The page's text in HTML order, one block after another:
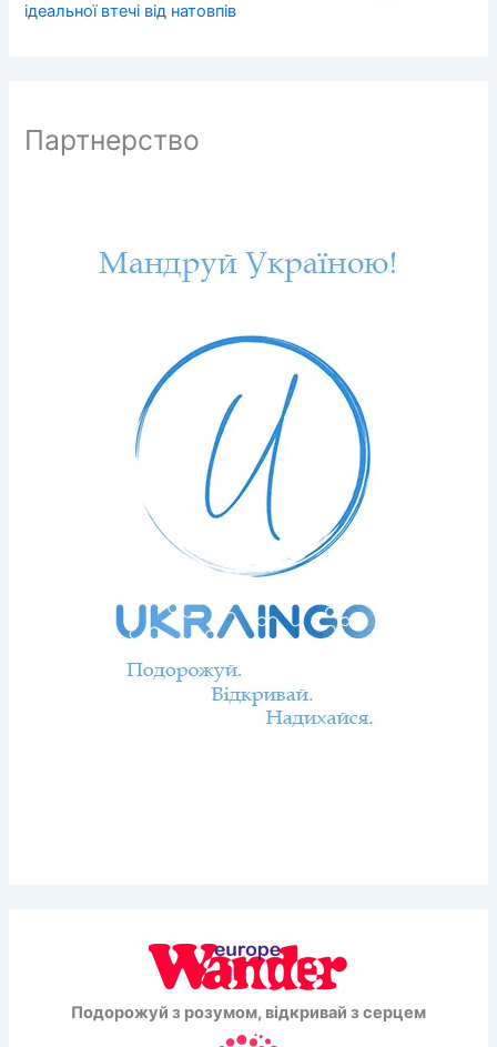
ідеальної втечі від натовпів
Партнерство
Подорожуй з розумом, відкривай з серцем